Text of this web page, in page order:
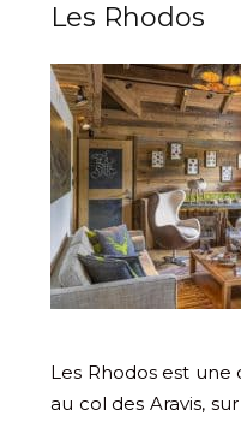
Les Rhodos
Les Rhodos est une
au col des Aravis,